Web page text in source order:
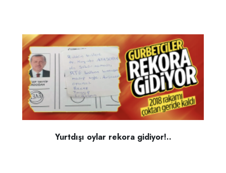
Yurtdışı oylar rekora gidiyor!..